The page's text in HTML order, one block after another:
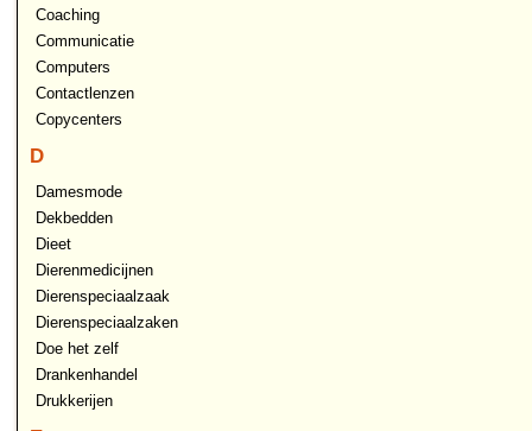
Coaching
Communicatie
Computers
Contactlenzen
Copycenters
D
Damesmode
Dekbedden
Dieet
Dierenmedicijnen
Dierenspeciaalzaak
Dierenspeciaalzaken
Doe het zelf
Drankenhandel
Drukkerijen